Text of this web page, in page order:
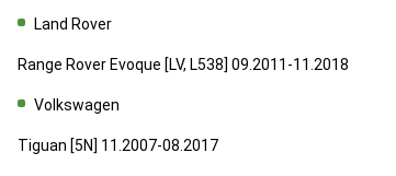
Land Rover
Range Rover Evoque [LV, L538] 09.2011-11.2018
Volkswagen
Tiguan [5N] 11.2007-08.2017